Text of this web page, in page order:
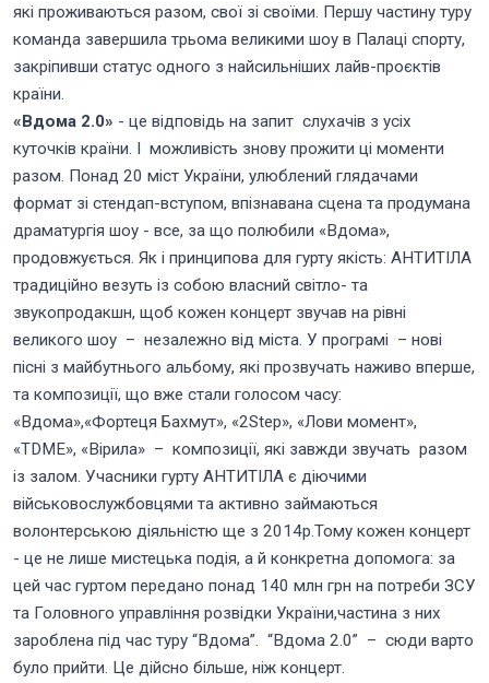
які проживаються разом, свої зі своїми. Першу частину туру
команда завершила трьома великими шоу в Палаці спорту,
закріпивши статус одного з найсильніших лайв-проєктів
країни.
«Вдома 2.0» - це відповідь на запит слухачів з усіх
куточків країни. І можливість знову прожити ці моменти
разом. Понад 20 міст України, улюблений глядачами
формат зі стендап-вступом, впізнавана сцена та продумана
драматургія шоу - все, за що полюбили «Вдома»,
продовжується. Як і принципова для гурту якість: АНТИТІЛА
традиційно везуть із собою власний світло- та
звукопродакшн, щоб кожен концерт звучав на рівні
великого шоу – незалежно від міста. У програмі – нові
пісні з майбутнього альбому, які прозвучать наживо вперше,
та композиції, що вже стали голосом часу:
«Вдома»,«Фортеця Бахмут», «2Step», «Лови момент»,
«TDME», «Вірила» – композиції, які завжди звучать разом
із залом. Учасники гурту АНТИТІЛА є діючими
військовослужбовцями та активно займаються
волонтерською діяльністю ще з 2014р.Тому кожен концерт
- це не лише мистецька подія, а й конкретна допомога: за
цей час гуртом передано понад 140 млн грн на потреби ЗСУ
та Головного управління розвідки України,частина з них
зароблена під час туру “Вдома”. “Вдома 2.0” – сюди варто
було прийти. Це дійсно більше, ніж концерт.